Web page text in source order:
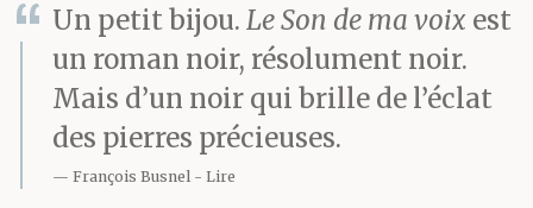
Un petit bijou. Le Son de ma voix est
un roman noir, résolument noir.
Mais d’un noir qui brille de l’éclat
des pierres précieuses.
François Busnel Lire